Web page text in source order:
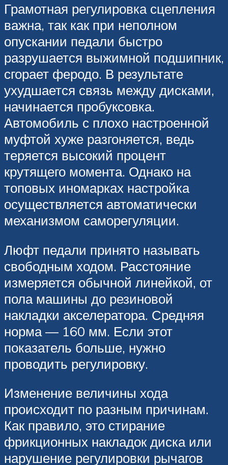
Грамотная регулировка сцепления
важна, так как при неполном
опускании педали быстро
разрушается выжимной подшипник,
сгорает феродо. В результате
ухудшается связь между дисками,
начинается пробуксовка.
Автомобиль с плохо настроенной
муфтой хуже разгоняется, ведь
теряется высокий процент
крутящего момента. Однако на
топовых иномарках настройка
осуществляется автоматически
механизмом саморегуляции.
Люфт педали принято называть
свободным ходом. Расстояние
измеряется обычной линейкой, от
пола машины до резиновой
накладки акселератора. Средняя
норма — 160 мм. Если этот
показатель больше, нужно
проводить регулировку.
Изменение величины хода
происходит по разным причинам.
Как правило, это стирание
фрикционных накладок диска или
нарушение регулировки рычагов